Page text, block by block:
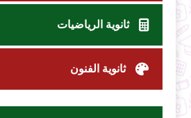
ثانوية الرياضيات
ثانوية الفنون